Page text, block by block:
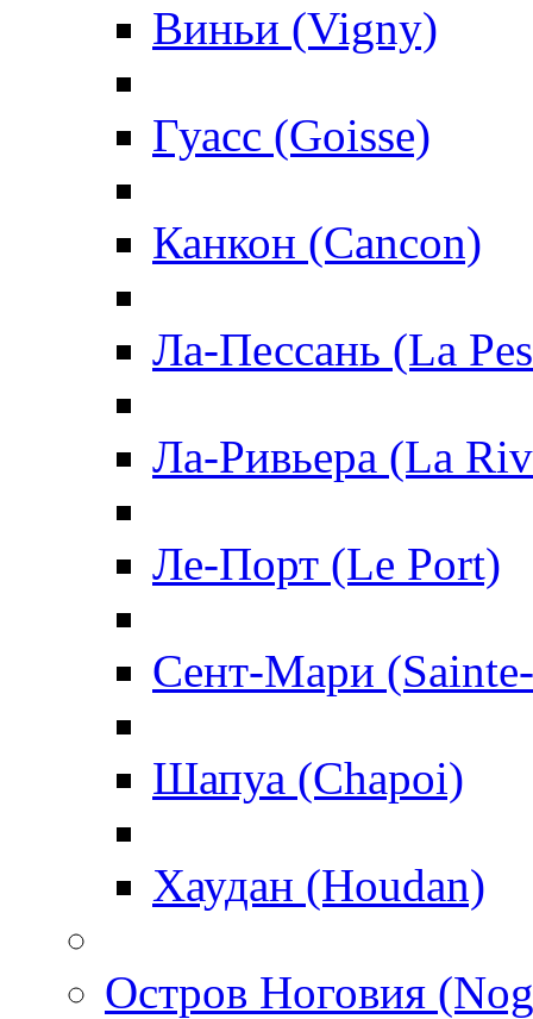
Виньи (Vigny)
Гуасс (Goisse)
Канкон (Cancon)
Ла-Пессань (La
Ла-Ривьера (La
Ле-Порт (Le Port)
Сент-Мари
Шапуа (Chapoi)
Хаудан (Houdan)
Остров Ноговия